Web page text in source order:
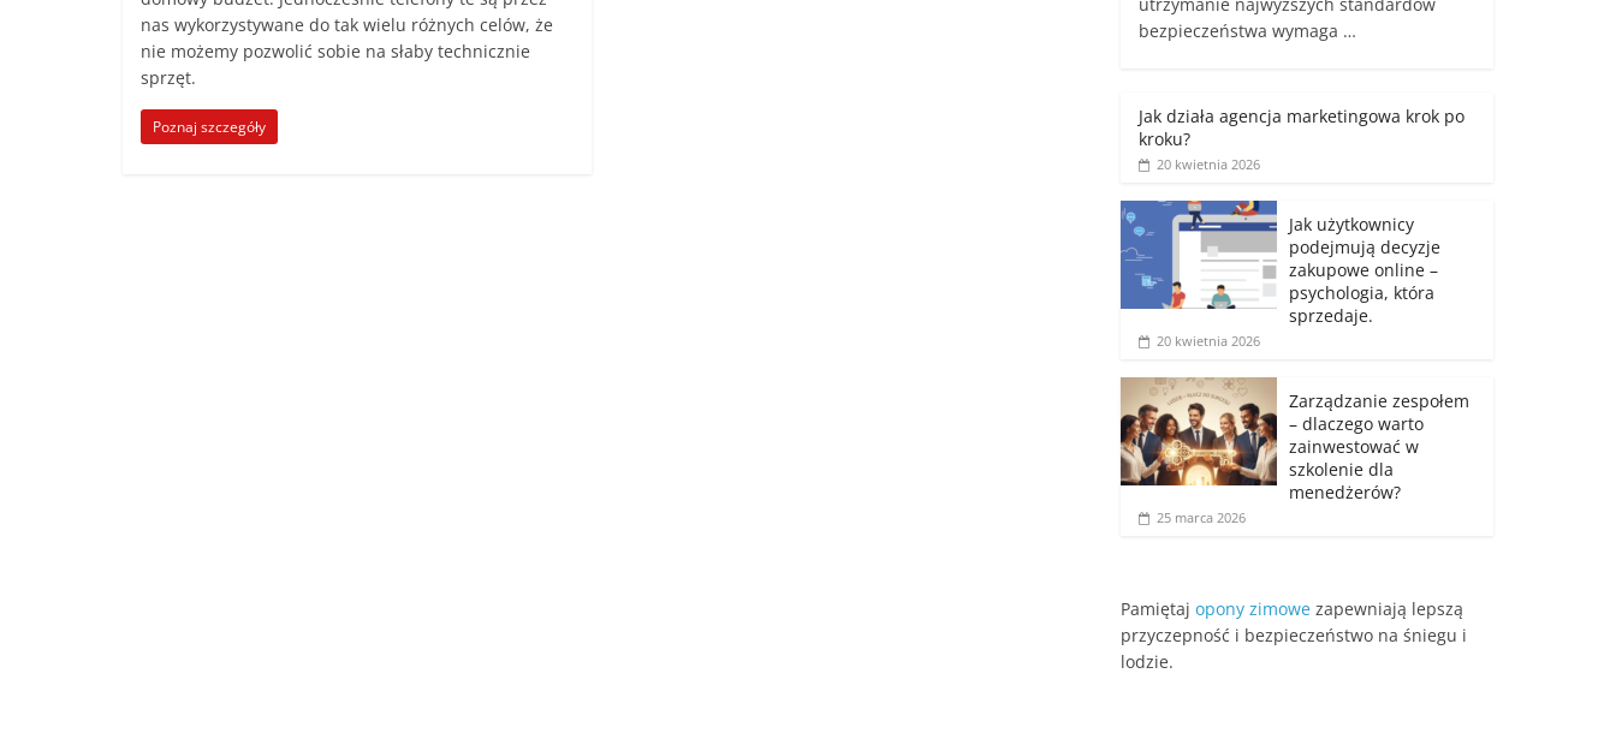
każdy
temat
nas wykorzystywane do tak wielu różnych celów, że
nie możemy pozwolić sobie na słaby technicznie
sprzęt.
Poznaj szczegóły
bezpieczeństwa wymaga …
Jak działa agencja marketingowa krok po
kroku?
20 kwietnia 2026
Jak użytkownicy
podejmują decyzje
zakupowe online –
psychologia, która
sprzedaje.
20 kwietnia 2026
Zarządzanie zespołem
– dlaczego warto
zainwestować w
szkolenie dla
menedżerów?
25 marca 2026
Pamiętaj opony zimowe zapewniają lepszą
przyczepność i bezpieczeństwo na śniegu i
lodzie.